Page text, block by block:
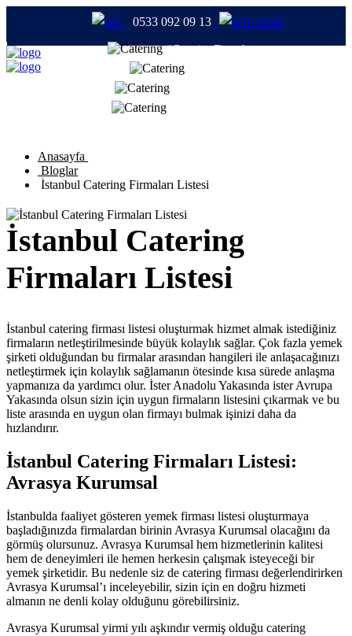
0533 092 09 13
#CateringFirmaları
Anasayfa
Bloglar
İstanbul Catering Firmaları Listesi
İstanbul Catering
Firmaları Listesi
İstanbul catering firması listesi oluşturmak hizmet almak istediğiniz
firmaların netleştirilmesinde büyük kolaylık sağlar. Çok fazla yemek
şirketi olduğundan bu firmalar arasından hangileri ile anlaşacağınızı
netleştirmek için kolaylık sağlamanın ötesinde kısa sürede anlaşma
yapmanıza da yardımcı olur. İster Anadolu Yakasında ister Avrupa
Yakasında olsun sizin için uygun firmaların listesini çıkarmak ve bu
liste arasında en uygun olan firmayı bulmak işinizi daha da
hızlandırır.
İstanbul Catering Firmaları Listesi:
Avrasya Kurumsal
İstanbulda faaliyet gösteren yemek firması listesi oluşturmaya
başladığınızda firmalardan birinin Avrasya Kurumsal olacağını da
görmüş olursunuz. Avrasya Kurumsal hem hizmetlerinin kalitesi
hem de deneyimleri ile hemen herkesin çalışmak isteyeceği bir
yemek şirketidir. Bu nedenle siz de catering firması değerlendirirken
Avrasya Kurumsal’ı inceleyebilir, sizin için en doğru hizmeti
almanın ne denli kolay olduğunu görebilirsiniz.
Avrasya Kurumsal yirmi yılı aşkındır vermiş olduğu catering